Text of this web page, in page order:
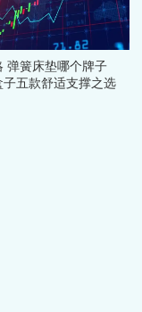
弹簧床垫哪个牌子
五款舒适支撑之选